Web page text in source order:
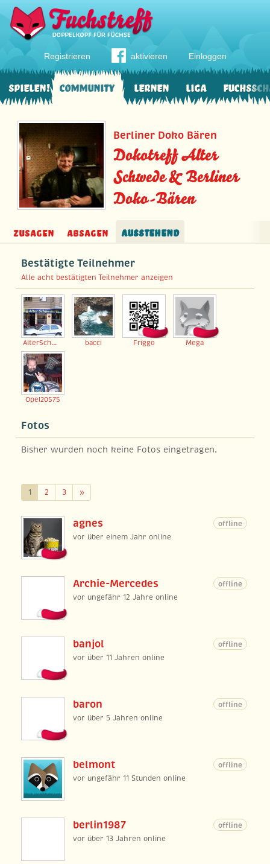
Registrieren aktivieren Einloggen
Community Lernen Liga
Spielen!
Berliner Doko Bären
Dokotreff Alter
Schwede & Berliner
Doko-Bären
Zusagen Absagen Ausstehend
Bestätigte Teilnehmer
Alle acht bestätigten Teilnehmer anzeigen
AlterSchwede bacci Friggo Mega
Opel20575
Fotos
Bisher wurden noch keine Fotos eingetragen.
1 2 3 »Weiter
agnes
offline
vor über einem Jahr online
Archie-Mercedes
offline
vor ungefähr 12 Jahre online
banjol
offline
vor über 11 Jahren online
baron
offline
vor über 5 Jahren online
belmont
offline
vor ungefähr 11 Stunden online
berlin1987
offline
vor über 13 Jahren online